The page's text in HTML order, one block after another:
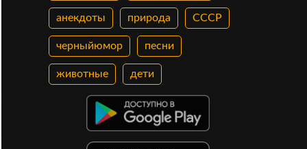
анекдоты природа СССР
черныйюмор песни
животные дети